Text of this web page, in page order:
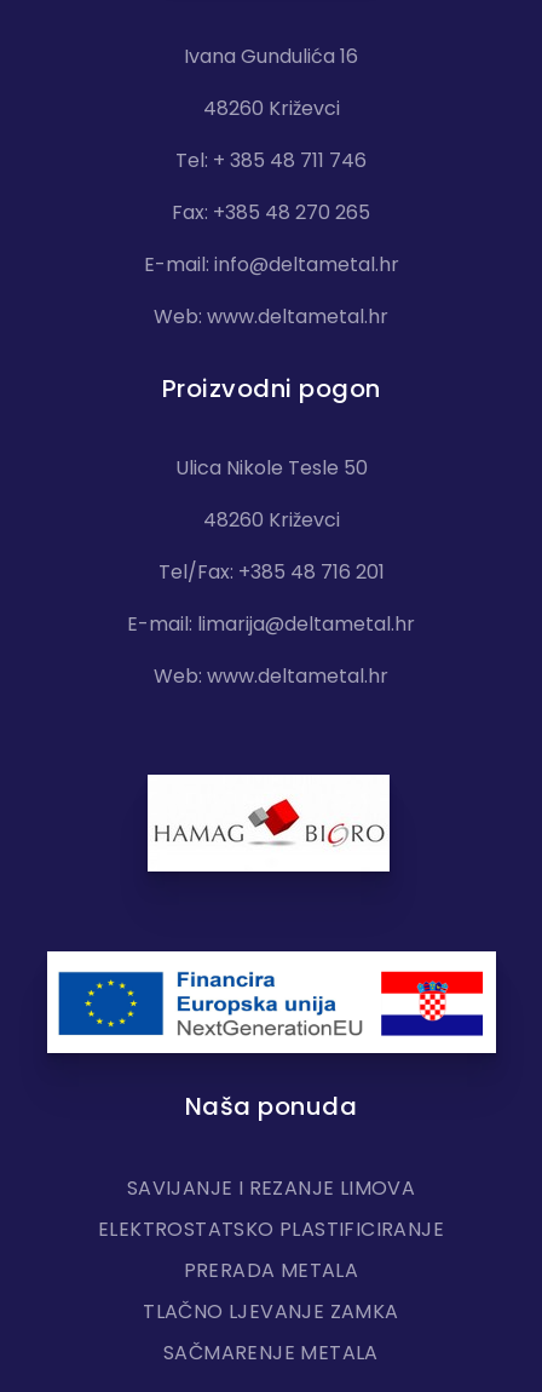
Ivana Gundulića 16
48260 Križevci
Tel: + 385 48 711 746
Fax: +385 48 270 265
E-mail: info@deltametal.hr
Web: www.deltametal.hr
Proizvodni pogon
Ulica Nikole Tesle 50
48260 Križevci
Tel/Fax: +385 48 716 201
E-mail: limarija@deltametal.hr
Web: www.deltametal.hr
Naša ponuda
SAVIJANJE I REZANJE LIMOVA
ELEKTROSTATSKO PLASTIFICIRANJE
PRERADA METALA
TLAČNO LJEVANJE ZAMKA
SAČMARENJE METALA